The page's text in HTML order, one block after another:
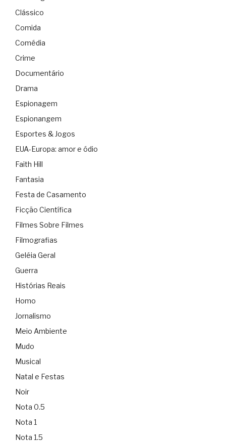
Clássico
Comida
Comédia
Crime
Documentário
Drama
Espionagem
Espionangem
Esportes & Jogos
EUA-Europa: amor e ódio
Faith Hill
Fantasia
Festa de Casamento
Ficção Científica
Filmes Sobre Filmes
Filmografias
Geléia Geral
Guerra
Histórias Reais
Homo
Jornalismo
Meio Ambiente
Mudo
Musical
Natal e Festas
Noir
Nota 0.5
Nota 1
Nota 1.5